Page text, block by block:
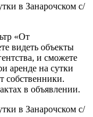
в Занарочском с/
«От
видеть объекты
и сможете
аренде на сутки
собственники.
в объявлении.
в Занарочском с/